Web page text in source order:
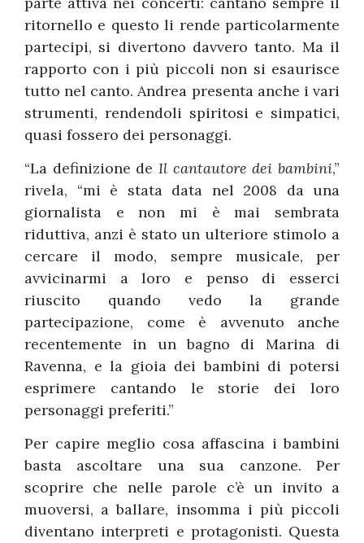
ritornello e questo li rende particolarmente
partecipi, si divertono davvero tanto. Ma il
rapporto con i più piccoli non si esaurisce
tutto nel canto. Andrea presenta anche i vari
strumenti, rendendoli spiritosi e simpatici,
quasi fossero dei personaggi.
“La definizione de Il cantautore dei bambini,”
rivela, “mi è stata data nel 2008 da una
giornalista e non mi è mai sembrata
riduttiva, anzi è stato un ulteriore stimolo a
cercare il modo, sempre musicale, per
avvicinarmi a loro e penso di esserci
riuscito quando vedo la grande
partecipazione, come è avvenuto anche
recentemente in un bagno di Marina di
Ravenna, e la gioia dei bambini di potersi
esprimere cantando le storie dei loro
personaggi preferiti.”
Per capire meglio cosa affascina i bambini
basta ascoltare una sua canzone. Per
scoprire che nelle parole c’è un invito a
muoversi, a ballare, insomma i più piccoli
diventano interpreti e protagonisti. Questa